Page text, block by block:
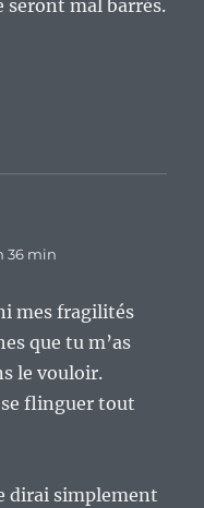
seront mal barrés.
36 min
mes fragilités
que tu m’as
le vouloir.
flinguer tout
dirai simplement